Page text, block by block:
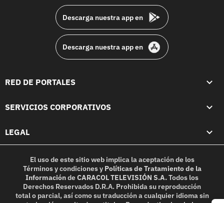
Descarga nuestra app en
Descarga nuestra app en
RED DE PORTALES
SERVICIOS CORPORATIVOS
LEGAL
El uso de este sitio web implica la aceptación de los
Términos y condicionesy Políticas de Tratamiento de la
InformacióndeCARACOL TELEVISIÓN S.A.Todos los
Derechos Reservados D.R.A. Prohibida su reproducción
total o parcial, así como su traducción a cualquier idioma sin